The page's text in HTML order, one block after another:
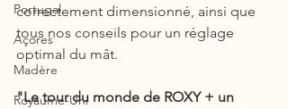
Portugal
Açores
Madère
Royaume-Uni
correctement dimensionné, ainsi que
tous nos conseils pour un réglage
optimal du mât.
"Le tour du monde de ROXY + un